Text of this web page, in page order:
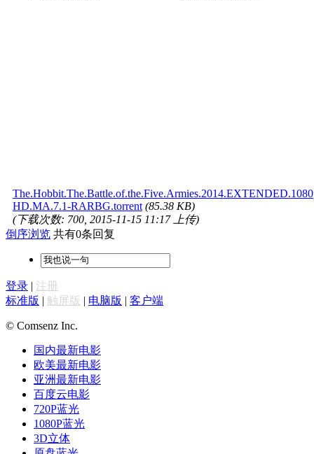
HD.MA.7.1-RARBG.torrent (85.38 KB)
(下载次数: 700, 2015-11-15 11:17 上传)
倒序浏览 共有0条回复
登录 | 注册
标准版 | 触屏版 | 电脑版 | 客户端
© Comsenz Inc.
国内最新电影
欧美最新电影
亚洲最新电影
百度云电影
720P蓝光
1080P蓝光
3D立体